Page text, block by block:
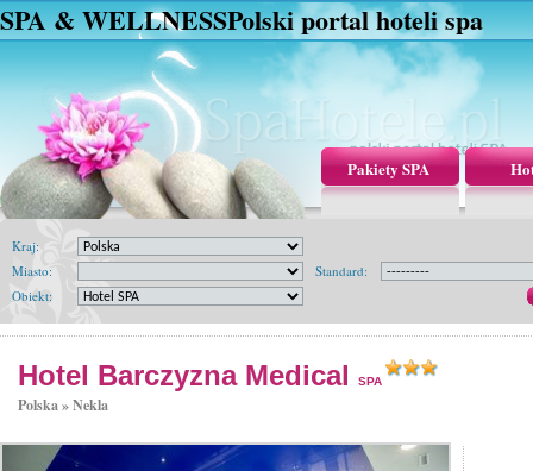
SPA & WELLNESSPolski portal hoteli spa
Pakiety SPA
Kraj:
Miasto:
Standard:
Obiekt:
Hotel Barczyzna Medical SPA
Polska »Nekla